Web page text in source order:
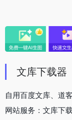
文库下载器
自用百度文库、道
网站服务：文库下